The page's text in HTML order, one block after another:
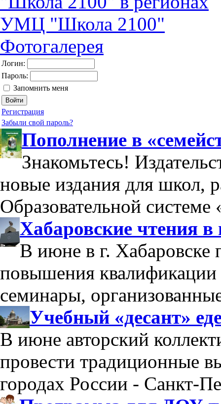
УМЦ "Школа 2100"
Фотогалерея
Логин:
Пароль:
Запомнить меня
Регистрация
Забыли свой пароль?
Пополнение в
Знакомьтесь!
новые издания для школ,
Образовательной
Хабаровские чтения
В июне в г. Хабаровске
повышения квалификации
семинары,
Учебный «десант»
В июне авторский
провести традиционные
городах России - Санкт-